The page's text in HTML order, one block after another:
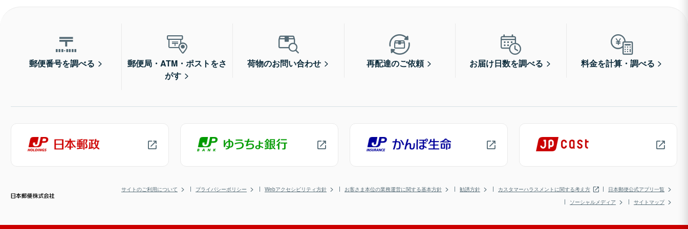
郵便番号を調べる
郵便局・ATM・ポストをさ
がす
荷物のお問い合わせ 再配達のご依頼 お届け日数を調べる 料金を計算・調べる
サイトのご利用について プライバシーポリシー Webアクセシビリティ方針 お客さま本位の業務運営に関する基本方針 勧誘方針 カスタマーハラスメントに関する考え方
日本郵便公式アプリ一覧
ソーシャルメディア
サイトマップ